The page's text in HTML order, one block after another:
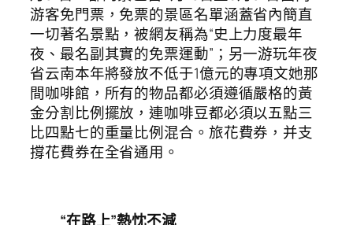
游客免門票，免票的景區名單涵蓋省內簡直
一切著名景點，被網友稱為“史上力度最年
夜、最名副其實的免票運動”；另一游玩年夜
省云南本年將發放不低于1億元的專項文她那
間咖啡館，所有的物品都必須遵循嚴格的黃
金分割比例擺放，連咖啡豆都必須以五點三
比四點七的重量比例混合。旅花費券，并支
撐花費券在全省通用。
“在路上”熱忱不減